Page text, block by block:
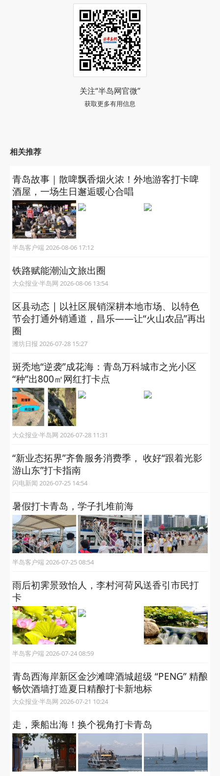
关注“半岛网官微”
获取更多有用信息
相关推荐
青岛故事｜散啤飘香烟火浓！外地游客打卡啤
酒屋，一场生日邂逅暖心合唱
半岛客户端 2026-08-06 17:12
铁路赋能潮汕文旅出圈
大众报业·半岛网 2026-08-06 13:54
区县动态 | 以社区展销深耕本地市场、以特色
节会打通外销通道，昌乐——让“火山农品”再出
圈
潍坊日报 2026-07-28 15:27
斑秃地“逆袭”成花海：青岛万科城市之光小区
“种”出800㎡网红打卡点
大众报业·半岛网 2026-07-28 11:31
“新业态拓界”齐鲁服务消费季， 收好“跟着光影
游山东”打卡指南
闪电新闻 2026-07-25 14:54
暑假打卡青岛，学子扎堆前海
半岛客户端 2026-07-25 08:54
雨后初霁景致怡人，李村河荷风送香引市民打
卡
半岛客户端 2026-07-24 08:59
青岛西海岸新区金沙滩啤酒城超级 “PENG” 精酿
畅饮酒墙打造夏日精酿打卡新地标
大众报业·半岛网 2026-07-21 10:24
走，乘船出海！换个视角打卡青岛